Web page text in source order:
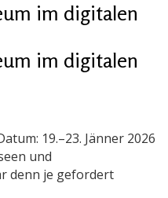
im digitalen
im digitalen
19.–23. Jänner 2026
und
denn je gefordert